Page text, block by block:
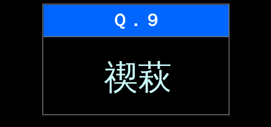
Ｑ．９
禊萩